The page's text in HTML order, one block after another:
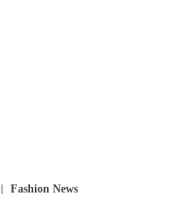
Fashion News